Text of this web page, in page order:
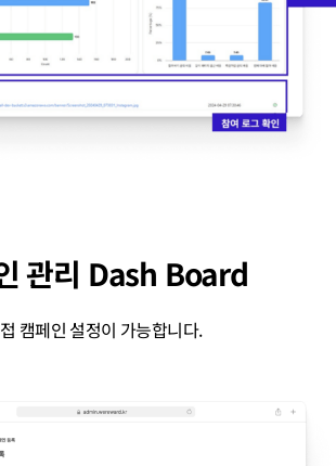
관리 Dash Board
캠페인 설정이 가능합니다.